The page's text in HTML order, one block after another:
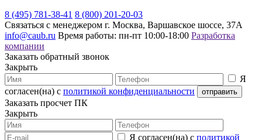
8 (495) 781-38-41 8 (800) 201-20-03
Связаться с менеджером г. Москва, Варшавское шоссе, 37А
info@caub.ru Время работы: пн-пт 10:00-18:00 Разработка
компании
Заказать обратный звонок
Закрыть
Я
согласен(на) с политикой конфиденциальности
Заказать просчет ПК
Закрыть
Я согласен(на) с политикой